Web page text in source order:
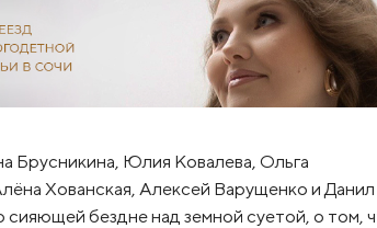
Брусникина, Юлия Ковалева, Ольга
Хованская, Алексей Варущенко и Данил
бездне над земной суетой, о том,